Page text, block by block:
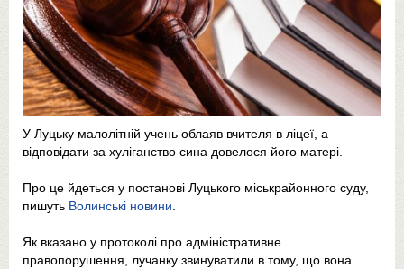
У Луцьку малолітній учень облаяв вчителя в ліцеї, а
відповідати за хуліганство сина довелося його матері.
Про це йдеться у постанові Луцького міськрайонного суду,
пишуть Волинські новини
Як вказано у протоколі про адміністративне
правопорушення, лучанку звинуватили в тому, що вона